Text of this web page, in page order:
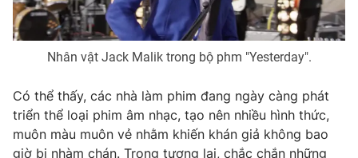
Nhân vật Jack Malik trong bộ phm "Yesterday".
Có thể thấy, các nhà làm phim đang ngày càng phát
triển thể loại phim âm nhạc, tạo nên nhiều hình thức,
muôn màu muôn vẻ nhằm khiến khán giả không bao
giờ bị nhàm chán. Trong tương lai, chắc chắn những